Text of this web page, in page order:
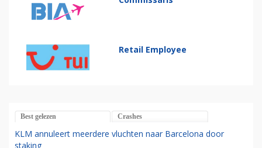
Retail Employee
Best gelezen Crashes
KLM annuleert meerdere vluchten naar Barcelona door
staking